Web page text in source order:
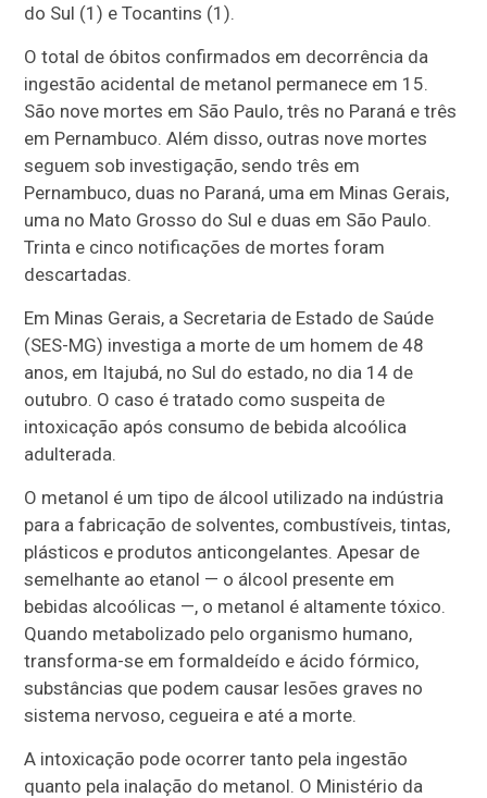
do Sul (1) e Tocantins (1).
O total de óbitos confirmados em decorrência da
ingestão acidental de metanol permanece em 15.
São nove mortes em São Paulo, três no Paraná e três
em Pernambuco. Além disso, outras nove mortes
seguem sob investigação, sendo três em
Pernambuco, duas no Paraná, uma em Minas Gerais,
uma no Mato Grosso do Sul e duas em São Paulo.
Trinta e cinco notificações de mortes foram
descartadas.
Em Minas Gerais, a Secretaria de Estado de Saúde
(SES-MG) investiga a morte de um homem de 48
anos, em Itajubá, no Sul do estado, no dia 14 de
outubro. O caso é tratado como suspeita de
intoxicação após consumo de bebida alcoólica
adulterada.
O metanol é um tipo de álcool utilizado na indústria
para a fabricação de solventes, combustíveis, tintas,
plásticos e produtos anticongelantes. Apesar de
semelhante ao etanol — o álcool presente em
bebidas alcoólicas —, o metanol é altamente tóxico.
Quando metabolizado pelo organismo humano,
transforma-se em formaldeído e ácido fórmico,
substâncias que podem causar lesões graves no
sistema nervoso, cegueira e até a morte.
A intoxicação pode ocorrer tanto pela ingestão
quanto pela inalação do metanol. O Ministério da